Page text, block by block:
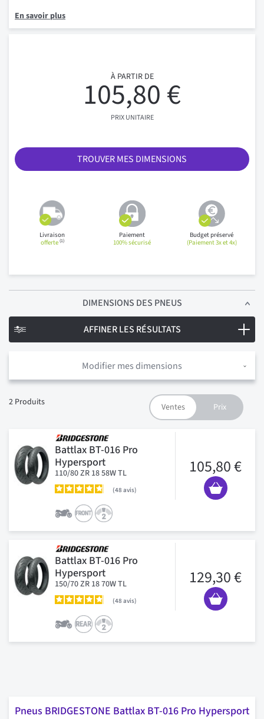
En savoir plus
À PARTIR DE
105,80 €
PRIX UNITAIRE
TROUVER MES DIMENSIONS
Livraison
offerte(1)
Paiement
100% sécurisé
Budget préservé
(Paiement 3x et 4x)
DIMENSIONS DES PNEUS
Modifier mes dimensions
2 Produits
Battlax BT-016 Pro
Hypersport
110/80 ZR 18 58W TL
48 avis
105,80 €
Battlax BT-016 Pro
Hypersport
150/70 ZR 18 70W TL
48 avis
129,30 €
AFFINER LES RÉSULTATS
Pneus BRIDGESTONE Battlax BT-016 Pro Hypersport